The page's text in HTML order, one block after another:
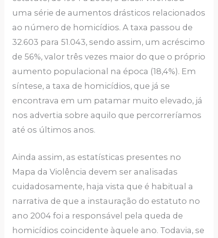
uma série de aumentos drásticos relacionados
ao número de homicídios. A taxa passou de
32.603 para 51.043, sendo assim, um acréscimo
de 56%, valor três vezes maior do que o próprio
aumento populacional na época (18,4%). Em
síntese, a taxa de homicídios, que já se
encontrava em um patamar muito elevado, já
nos advertia sobre aquilo que percorreríamos
até os últimos anos.
Ainda assim, as estatísticas presentes no
Mapa da Violência devem ser analisadas
cuidadosamente, haja vista que é habitual a
narrativa de que a instauração do estatuto no
ano 2004 foi a responsável pela queda de
homicídios coincidente àquele ano. Todavia, se